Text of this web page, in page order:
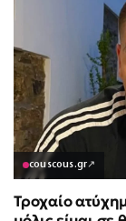
couscous.gr↗
Τροχαίο